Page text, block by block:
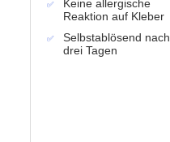
Keine allergische
Reaktion auf Kleber
Selbstablösend nach
drei Tagen